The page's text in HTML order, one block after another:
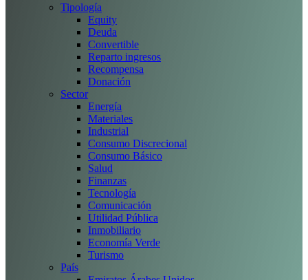
Tipología
Equity
Deuda
Convertible
Reparto ingresos
Recompensa
Donación
Sector
Energía
Materiales
Industrial
Consumo Discrecional
Consumo Básico
Salud
Finanzas
Tecnología
Comunicación
Utilidad Pública
Inmobiliario
Economía Verde
Turismo
País